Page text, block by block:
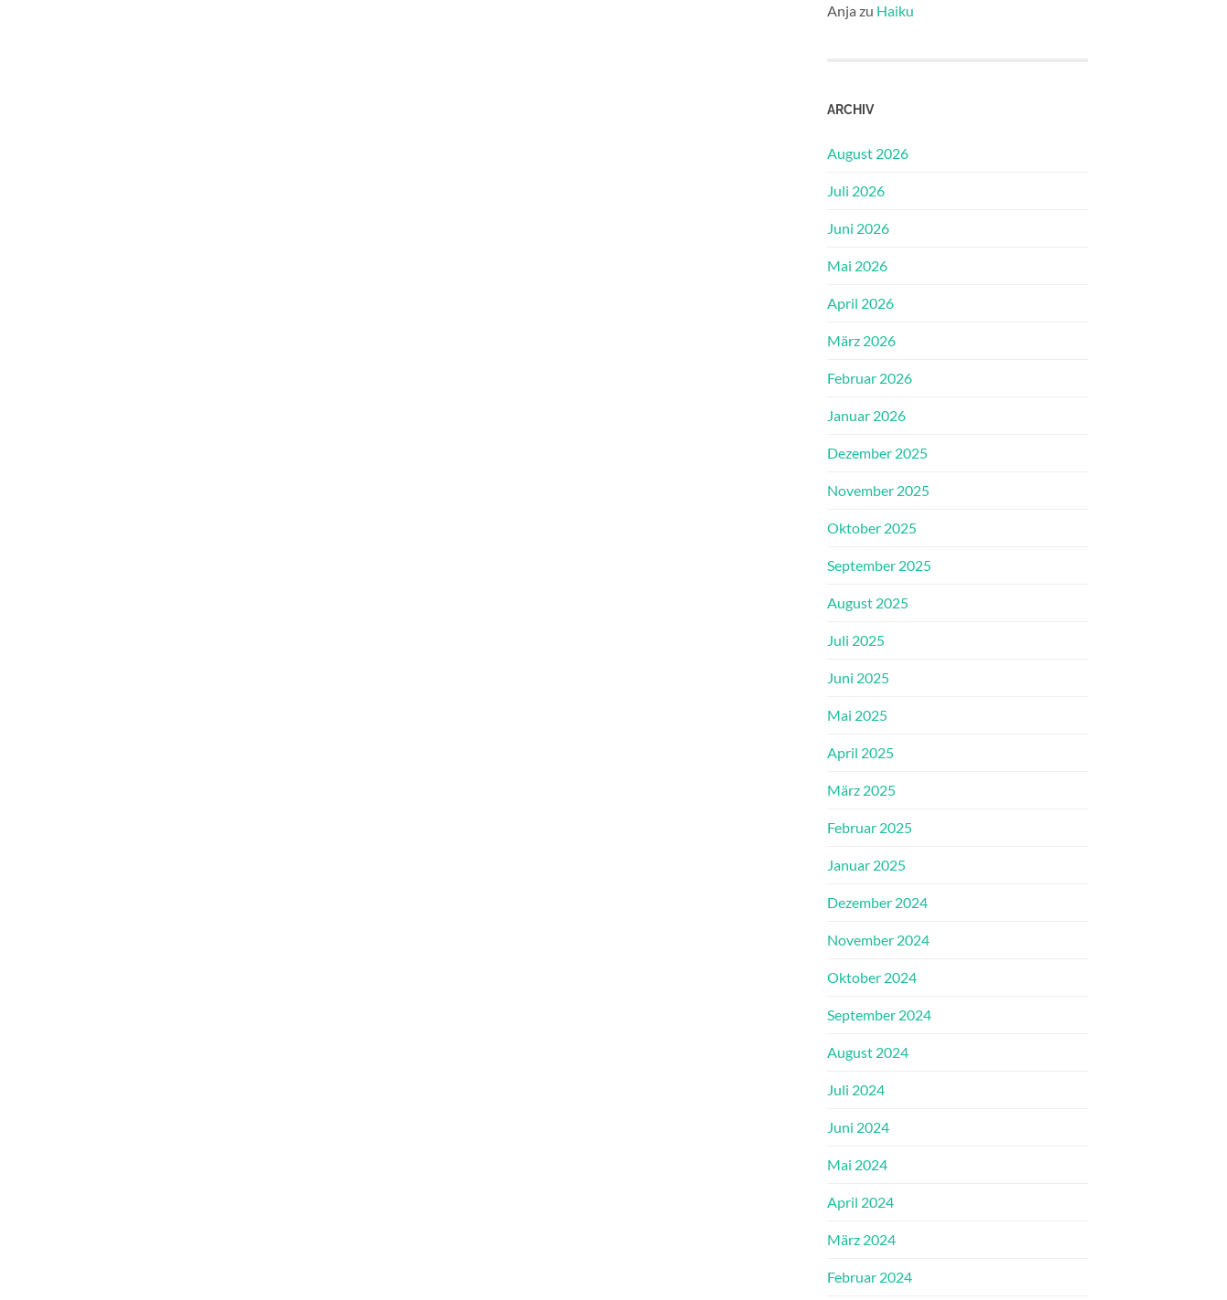
Anja zu Haiku
ARCHIV
August 2026
Juli 2026
Juni 2026
Mai 2026
April 2026
März 2026
Februar 2026
Januar 2026
Dezember 2025
November 2025
Oktober 2025
September 2025
August 2025
Juli 2025
Juni 2025
Mai 2025
April 2025
März 2025
Februar 2025
Januar 2025
Dezember 2024
November 2024
Oktober 2024
September 2024
August 2024
Juli 2024
Juni 2024
Mai 2024
April 2024
März 2024
Februar 2024